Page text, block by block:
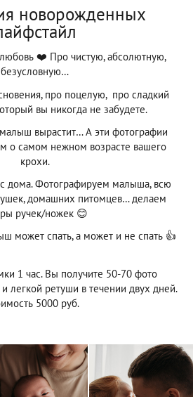
новорожденных
❤️ Про чистую, абсолютную,
безусловную…
про поцелую, про сладкий
вы никогда не забудете.
вырастит… А эти фотографии
о самом нежном возрасте вашего
крохи.
дома. Фотографируем малыша, всю
домашних питомцев… делаем
ручек/ножек 😊
может спать, а может и не спать 👍
1 час. Вы получите 50-70 фото
легкой ретуши в течении двух дней.
5000 руб.